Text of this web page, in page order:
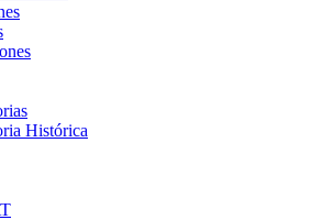
Histórica